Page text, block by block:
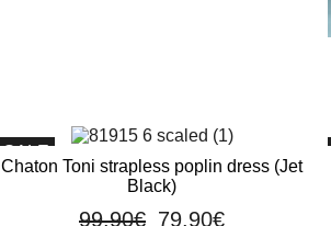
SALE
Chaton Toni strapless poplin dress (Jet
Black)
99.90€ 79.90€